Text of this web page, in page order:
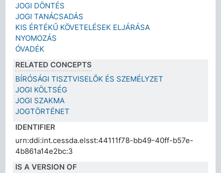
JOGI DÖNTÉS
JOGI TANÁCSADÁS
KIS ÉRTÉKŰ KÖVETELÉSEK ELJÁRÁSA
NYOMOZÁS
ÓVADÉK
RELATED CONCEPTS
BÍRÓSÁGI TISZTVISELŐK ÉS SZEMÉLYZET
JOGI KÖLTSÉG
JOGI SZAKMA
JOGTÖRTÉNET
IDENTIFIER
urn:ddi:int.cessda.elsst:44111f78-bb49-40ff-b57e-
4b861a14e2bc:3
IS A VERSION OF